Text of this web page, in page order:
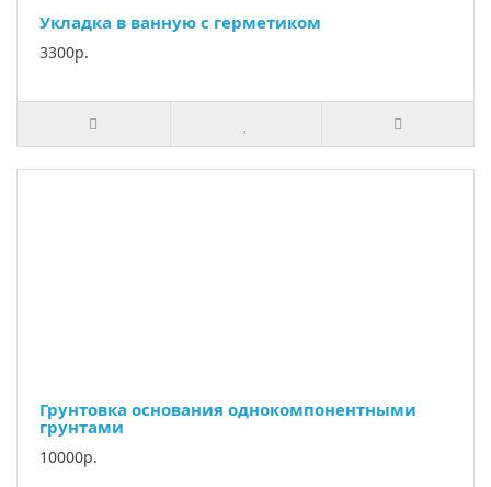
Укладка в ванную с герметиком
3300р.
Грунтовка основания однокомпонентными
грунтами
10000р.